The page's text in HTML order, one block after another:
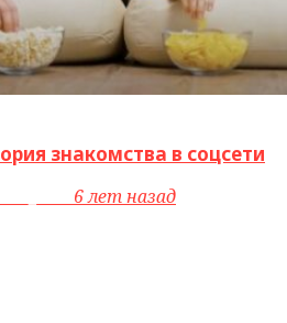
знакомства в соцсети
6 лет назад